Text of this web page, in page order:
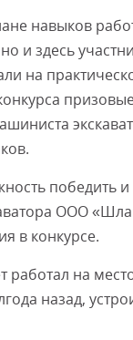
навыков
и здесь
на
победить
ООО
в конкурсе.
работал на
назад,